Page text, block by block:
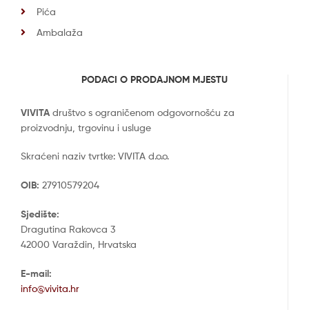
Pića
Ambalaža
PODACI O PRODAJNOM MJESTU
VIVITA društvo s ograničenom odgovornošću za
proizvodnju, trgovinu i usluge
Skraćeni naziv tvrtke: VIVITA d.o.o.
OIB: 27910579204
Sjedište:
Dragutina Rakovca 3
42000 Varaždin, Hrvatska
E-mail:
info@vivita.hr